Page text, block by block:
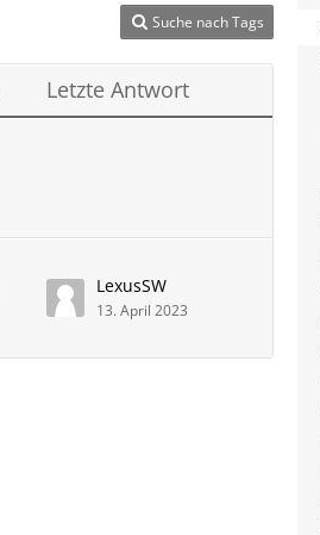
Suche nach Tags
Letzte Antwort
LexusSW
13. April 2023